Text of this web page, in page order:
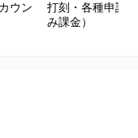
ウン
打刻・各種申請
み課金）